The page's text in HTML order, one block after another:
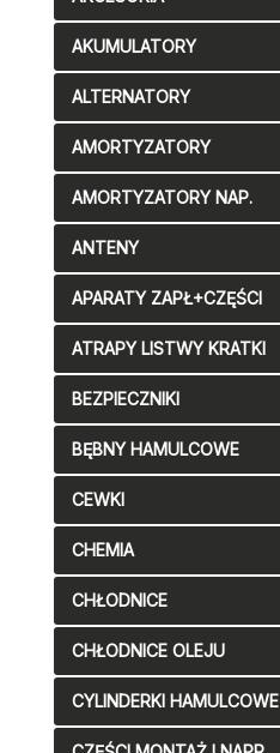
AKUMULATORY
ALTERNATORY
AMORTYZATORY
AMORTYZATORY NAP.
ANTENY
APARATY ZAPŁ+CZĘŚCI
ATRAPY LISTWY KRATKI
BEZPIECZNIKI
BĘBNY HAMULCOWE
CEWKI
CHEMIA
CHŁODNICE
CHŁODNICE OLEJU
CYLINDERKI HAMULCOWE